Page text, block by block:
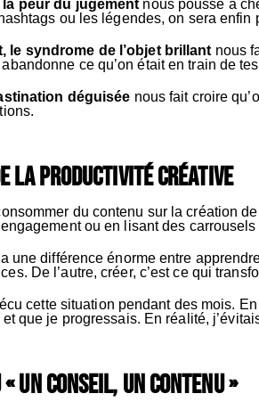
la peur du jugement nous pousse à
ou les légendes, on sera enfin
le syndrome de l’objet brillant nous
ce qu’on était en train de
déguisée nous fait croire
la productivité créative
du contenu sur la création
ou en lisant des
une différence énorme entre
De l’autre, créer, c’est ce qui
cette situation pendant des mois.
que je progressais. En réalité,
un conseil, un contenu »